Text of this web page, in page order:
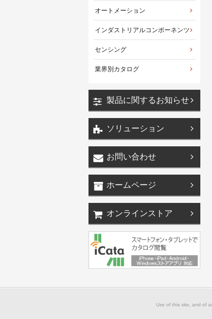
オートメーション
インダストリアルコンポーネンツ
センシング
業界別カタログ
製品に関するお知らせ
ソリューション
お問い合わせ
ホームページ
オンラインストア
Use of this site, and of